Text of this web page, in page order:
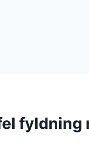
fyldning